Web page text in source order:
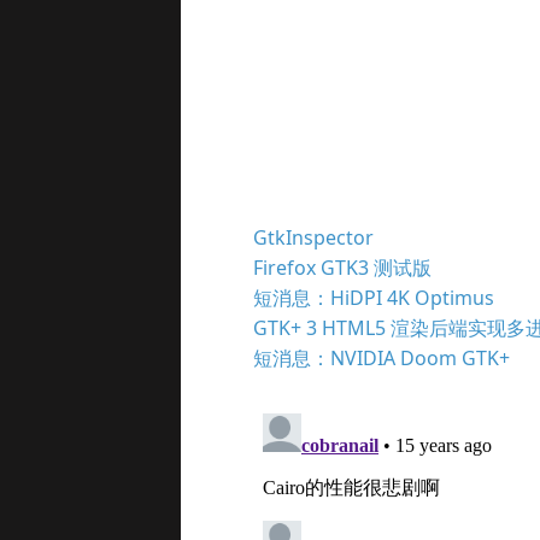
GtkInspector
Firefox GTK3 测试版
短消息：HiDPI 4K Optimus
GTK+ 3 HTML5 渲染后端实现多
短消息：NVIDIA Doom GTK+